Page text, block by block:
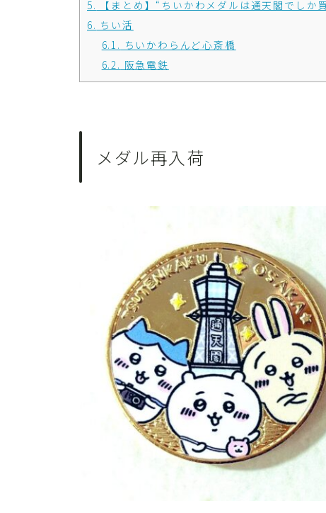
5.
【まとめ】“ちいかわメダルは通天閣でしか
6. ちい活
6.1. ちいかわらんど心斎橋
6.2. 阪急電鉄
メダル再入荷